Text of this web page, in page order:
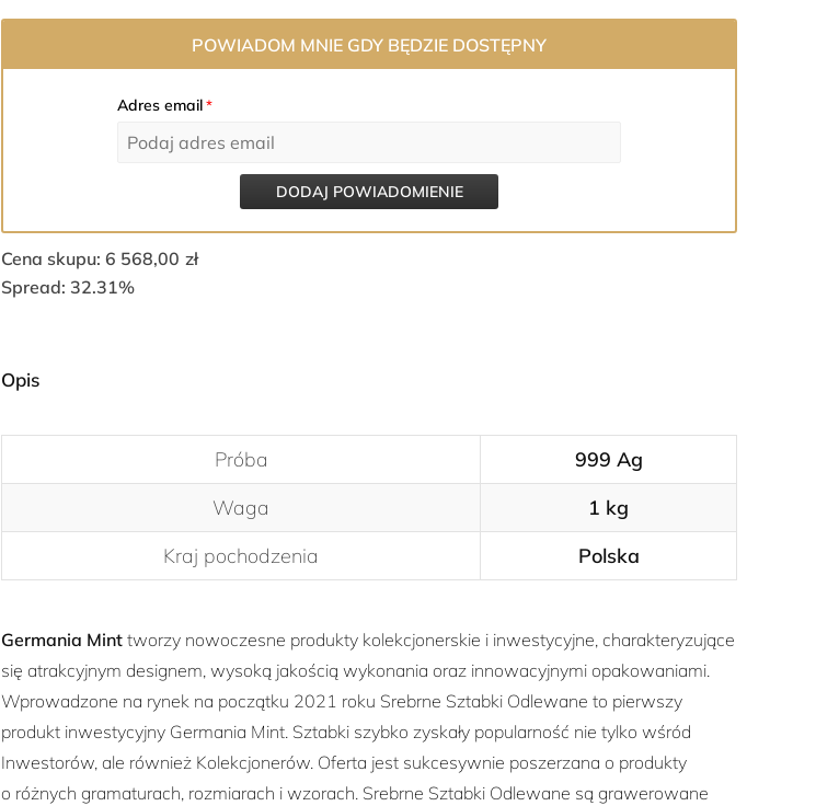
POWIADOM MNIE GDY BĘDZIE DOSTĘPNY
Adres email*
DODAJ POWIADOMIENIE
Cena skupu: 6 568,00 zł
Spread: 32.31%
Opis
Próba
999 Ag
Waga
1 kg
Kraj pochodzenia
Polska
Germania Mint tworzy nowoczesne produkty kolekcjonerskie i inwestycyjne, charakteryzujące
się atrakcyjnym designem, wysoką jakością wykonania oraz innowacyjnymi opakowaniami.
Wprowadzone na rynek na początku 2021 roku Srebrne Sztabki Odlewane to pierwszy
produkt inwestycyjny Germania Mint. Sztabki szybko zyskały popularność nie tylko wśród
Inwestorów, ale również Kolekcjonerów. Oferta jest sukcesywnie poszerzana o produkty
o różnych gramaturach, rozmiarach i wzorach. Srebrne Sztabki Odlewane są grawerowane